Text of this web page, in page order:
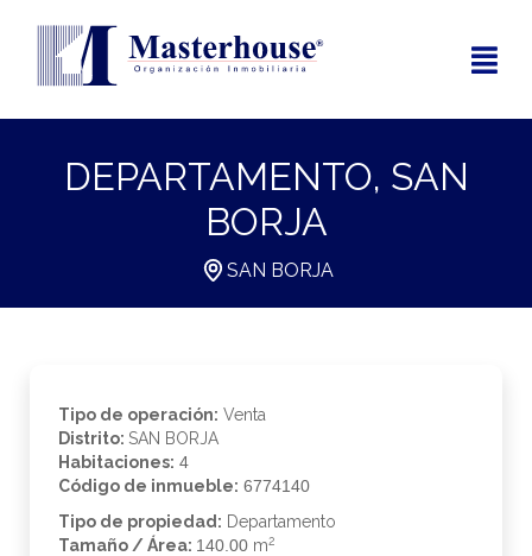
DEPARTAMENTO, SAN
BORJA
SAN BORJA
Tipo de operación: Venta
Distrito: SAN BORJA
Habitaciones: 4
Código de inmueble: 6774140
Tipo de propiedad: Departamento
Tamaño / Área: 140.00 m2